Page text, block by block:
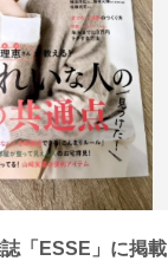
「ESSE」に掲載